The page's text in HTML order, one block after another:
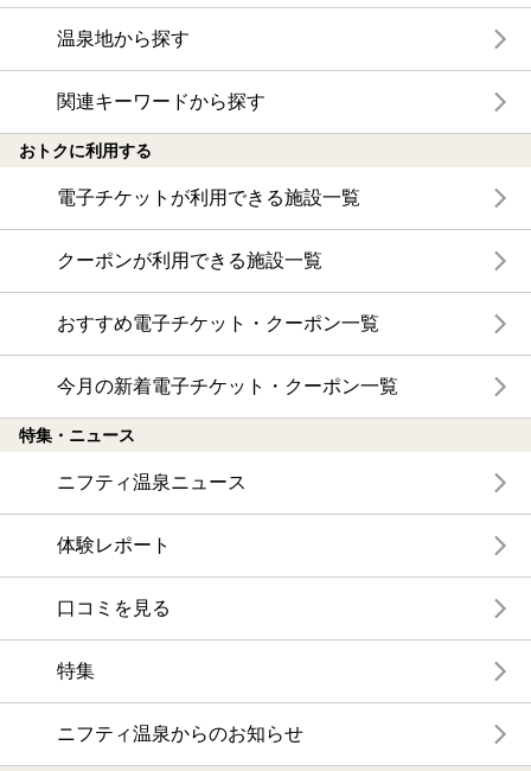
温泉地から探す
関連キーワードから探す
おトクに利用する
電子チケットが利用できる施設一覧
クーポンが利用できる施設一覧
おすすめ電子チケット・クーポン一覧
今月の新着電子チケット・クーポン一覧
特集・ニュース
ニフティ温泉ニュース
体験レポート
口コミを見る
特集
ニフティ温泉からのお知らせ